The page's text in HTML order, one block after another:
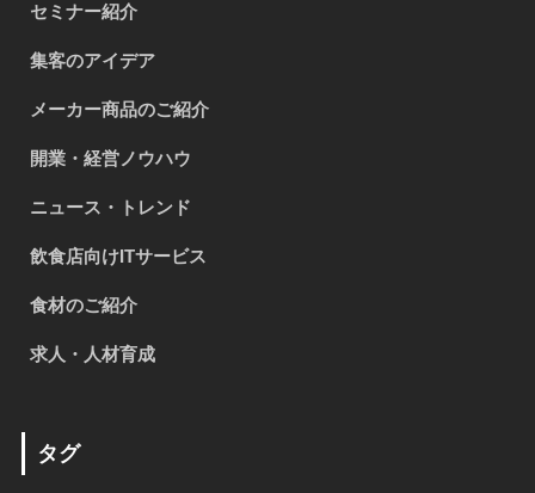
セミナー紹介
集客のアイデア
メーカー商品のご紹介
開業・経営ノウハウ
ニュース・トレンド
飲食店向けITサービス
食材のご紹介
求人・人材育成
タグ